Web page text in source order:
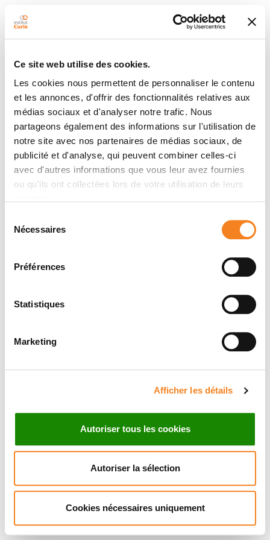
Ce site web utilise des cookies.
Les cookies nous permettent de personnaliser le contenu
et les annonces, d'offrir des fonctionnalités relatives aux
médias sociaux et d'analyser notre trafic. Nous
partageons également des informations sur l'utilisation de
notre site avec nos partenaires de médias sociaux, de
publicité et d'analyse, qui peuvent combiner celles-ci
avec d'autres informations que vous leur avez fournies
ou qu'ils ont collectées lors de votre utilisation de leurs
Nécessaires
Préférences
Statistiques
Marketing
Afficher les détails
Autoriser tous les cookies
Autoriser la sélection
Cookies nécessaires uniquement